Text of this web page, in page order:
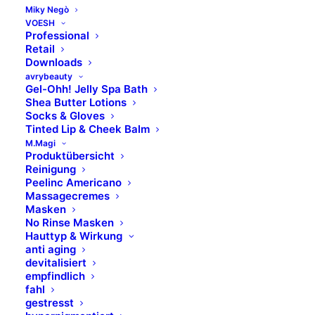
Miky Negò
VOESH
Professional
Retail
Downloads
avrybeauty
Gel-Ohh! Jelly Spa Bath
Shea Butter Lotions
Socks & Gloves
Tinted Lip & Cheek Balm
M.Magi
Produktübersicht
Reinigung
Peelinc Americano
Massagecremes
Masken
No Rinse Masken
Hauttyp & Wirkung
anti aging
devitalisiert
empfindlich
fahl
gestresst